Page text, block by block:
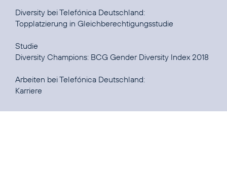
Topplatzierung in Gleichberechtigungsstudie
Diversity Champions: BCG Gender Diversity Index 2018
Karriere